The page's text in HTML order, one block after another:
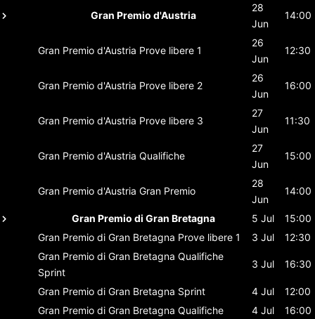
Gran Premio d'Austria
28
Jun
14:00
Gran Premio d'Austria Prove libere 1
26
Jun
12:30
Gran Premio d'Austria Prove libere 2
26
Jun
16:00
Gran Premio d'Austria Prove libere 3
27
Jun
11:30
Gran Premio d'Austria Qualifiche
27
Jun
15:00
Gran Premio d'Austria Gran Premio
28
Jun
14:00
Gran Premio di Gran Bretagna 5 Jul
15:00
Gran Premio di Gran Bretagna Prove libere 1 3 Jul
12:30
Gran Premio di Gran Bretagna Qualifiche
Sprint
3 Jul 16:30
Gran Premio di Gran Bretagna Sprint 4 Jul
12:00
Gran Premio di Gran Bretagna Qualifiche 4 Jul 16:00